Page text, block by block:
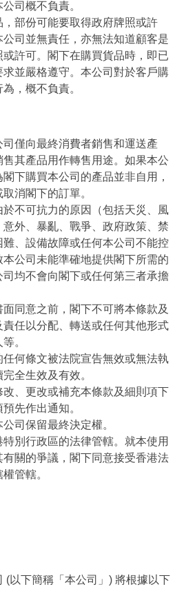
司概不負責。
部份可能要取得政府牌照或許
司並無責任，亦無法知道顧客是
許可。閣下在購買貨品時，即已
並嚴格遵守。本公司對於客戶購
，概不負責。
僅向最終消費者銷售和運送產
其產品用作轉售用途。如果本公
下購買本公司的產品並非自用，
消閣下的訂單。
不可抗力的原因（包括天災、風
外、暴亂、戰爭、政府政策、禁
、設備故障或任何本公司不能控
公司未能準確地提供閣下所需的
司均不會向閣下或任何第三者承擔
同意之前，閣下不可將本條款及
任以分配、轉送或任何其他形式
。
何條文被法院宣告無效或無法執
全生效及有效。
、更改或補充本條款及細則項下
先作出通知。
司保留最終決定權。
別行政區的法律管轄。就本使用
關的爭議，閣下同意接受香港法
管轄。
(以下簡稱「本公司」) 將根據以下